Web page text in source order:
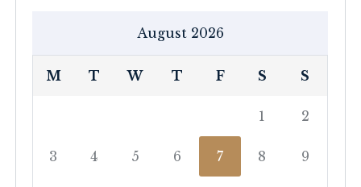
August 2026
M T W T F S S
1 2
3 4 5 6 7 8 9